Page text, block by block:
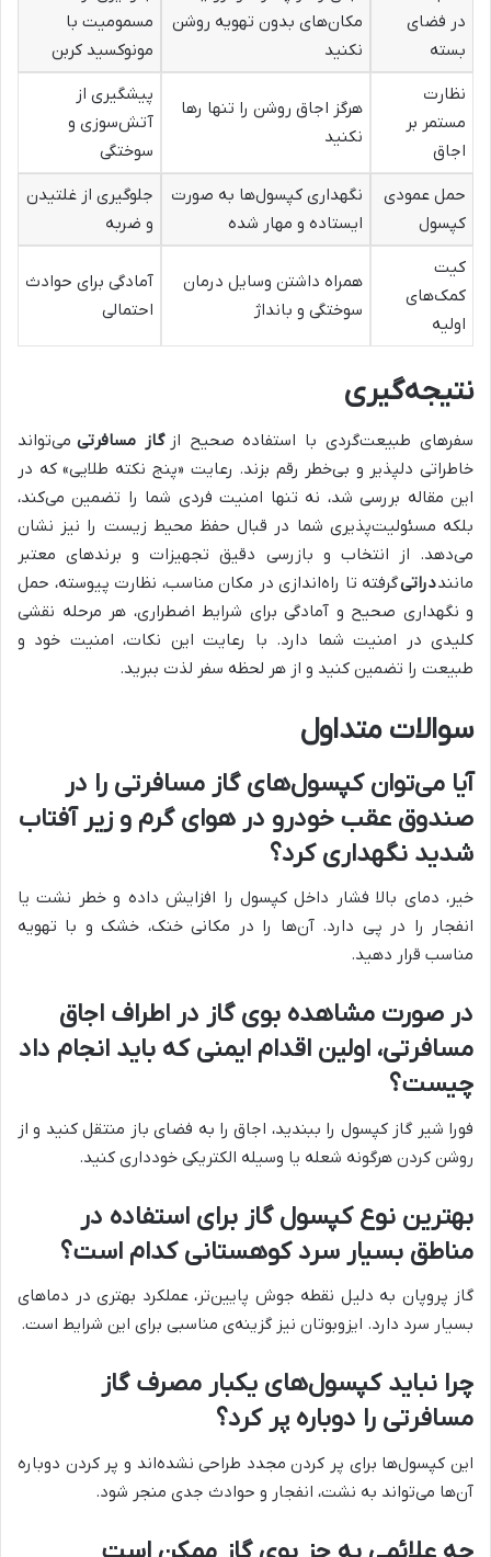
در فضای
بسته
مکان‌های بدون تهویه روشن
نکنید
مسمومیت با
مونوکسید کربن
نظارت
مستمر بر
اجاق
هرگز اجاق روشن را تنها رها
نکنید
پیشگیری از
آتش‌سوزی و
سوختگی
حمل عمودی
کپسول
نگهداری کپسول‌ها به صورت
ایستاده و مهار شده
جلوگیری از غلتیدن
و ضربه
کیت
کمک‌های
اولیه
همراه داشتن وسایل درمان
سوختگی و بانداژ
آمادگی برای حوادث
احتمالی
نتیجه‌گیری
سفرهای طبیعت‌گردی با استفاده صحیح از گاز مسافرتی می‌تواند
خاطراتی دلپذیر و بی‌خطر رقم بزند. رعایت «پنج نکته طلایی» که در
این مقاله بررسی شد، نه تنها امنیت فردی شما را تضمین می‌کند،
بلکه مسئولیت‌پذیری شما در قبال حفظ محیط زیست را نیز نشان
می‌دهد. از انتخاب و بازرسی دقیق تجهیزات و برندهای معتبر
ماننددراتیگرفته تا راه‌اندازی در مکان مناسب، نظارت پیوسته، حمل
و نگهداری صحیح و آمادگی برای شرایط اضطراری، هر مرحله نقشی
کلیدی در امنیت شما دارد. با رعایت این نکات، امنیت خود و
طبیعت را تضمین کنید و از هر لحظه سفر لذت ببرید.
سوالات متداول
آیا می‌توان کپسول‌های گاز مسافرتی را در
صندوق عقب خودرو در هوای گرم و زیر آفتاب
شدید نگهداری کرد؟
خیر، دمای بالا فشار داخل کپسول را افزایش داده و خطر نشت یا
انفجار را در پی دارد. آن‌ها را در مکانی خنک، خشک و با تهویه
مناسب قرار دهید.
در صورت مشاهده بوی گاز در اطراف اجاق
مسافرتی، اولین اقدام ایمنی که باید انجام داد
چیست؟
فورا شیر گاز کپسول را ببندید، اجاق را به فضای باز منتقل کنید و از
روشن کردن هرگونه شعله یا وسیله الکتریکی خودداری کنید.
بهترین نوع کپسول گاز برای استفاده در
مناطق بسیار سرد کوهستانی کدام است؟
گاز پروپان به دلیل نقطه جوش پایین‌تر، عملکرد بهتری در دماهای
بسیار سرد دارد. ایزوبوتان نیز گزینه‌ی مناسبی برای این شرایط است.
چرا نباید کپسول‌های یکبار مصرف گاز
مسافرتی را دوباره پر کرد؟
این کپسول‌ها برای پر کردن مجدد طراحی نشده‌اند و پر کردن دوباره
آن‌ها می‌تواند به نشت، انفجار و حوادث جدی منجر شود.